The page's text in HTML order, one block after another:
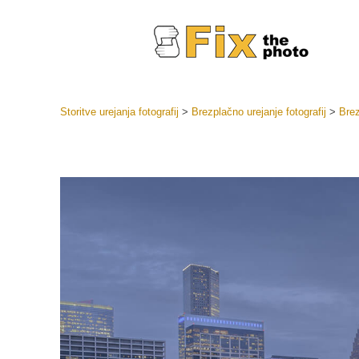
Storitve urejanja fotografij > Brezplačno urejanje fotografij >